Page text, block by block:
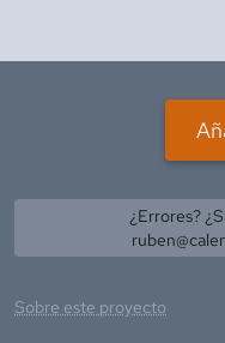
¿Errores?
Sobre este proyecto